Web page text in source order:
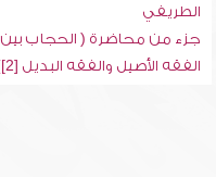
الطريفي
جزء من محاضرة ( الحجاب بين
الفقه الأصيل والفقه البديل [2])